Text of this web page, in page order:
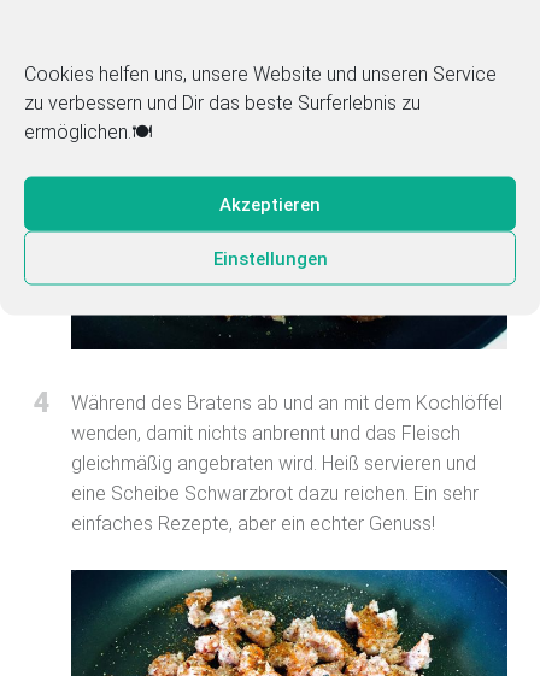
Cookies helfen uns, unsere Website und unseren Service
zu verbessern und Dir das beste Surferlebnis zu
ermöglichen.🍽️
Akzeptieren
Einstellungen
4
Während des Bratens ab und an mit dem Kochlöffel
wenden, damit nichts anbrennt und das Fleisch
gleichmäßig angebraten wird. Heiß servieren und
eine Scheibe Schwarzbrot dazu reichen. Ein sehr
einfaches Rezepte, aber ein echter Genuss!